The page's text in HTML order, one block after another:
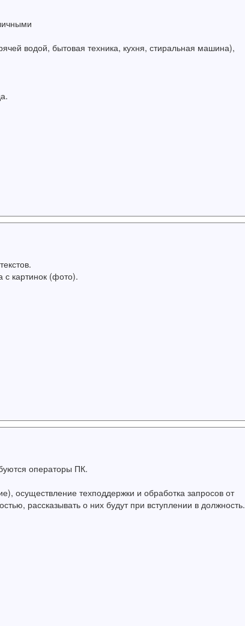
водой, бытовая техника, кухня, стиральная машина),
с картинок (фото).
операторы ПК.
осуществление техподдержки и обработка запросов от
рассказывать о них будут при вступлении в должность.